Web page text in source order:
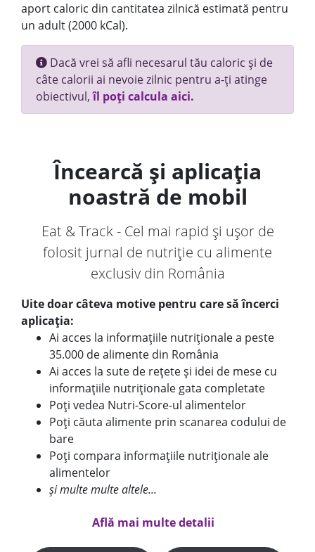
aport caloric din cantitatea zilnică estimată pentru
un adult (2000 kCal).
Dacă vrei să afli necesarul tău caloric și de
câte calorii ai nevoie zilnic pentru a-ți atinge
obiectivul,îl poți calcula aici.
Încearcă și aplicația
noastră de mobil
Eat & Track - Cel mai rapid și ușor de
folosit jurnal de nutriție cu alimente
exclusiv din România
Uite doar câteva motive pentru care să încerci
aplicația:
Ai acces la informațiile nutriționale a peste
35.000 de alimente din România
Ai acces la sute de rețete și idei de mese cu
informațiile nutriționale gata completate
Poți vedea Nutri-Score-ul alimentelor
Poți căuta alimente prin scanarea codului de
bare
Poți compara informațiile nutriționale ale
alimentelor
și multe multe altele...
Află mai multe detalii